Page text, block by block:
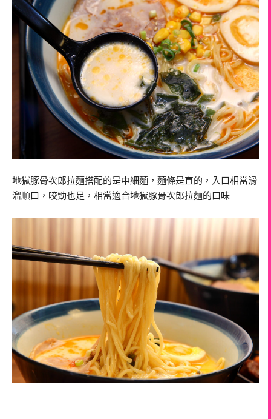
地獄豚骨次郎拉麵搭配的是中細麵，麵條是直的，入口相當滑
溜順口，咬勁也足，相當適合地獄豚骨次郎拉麵的口味